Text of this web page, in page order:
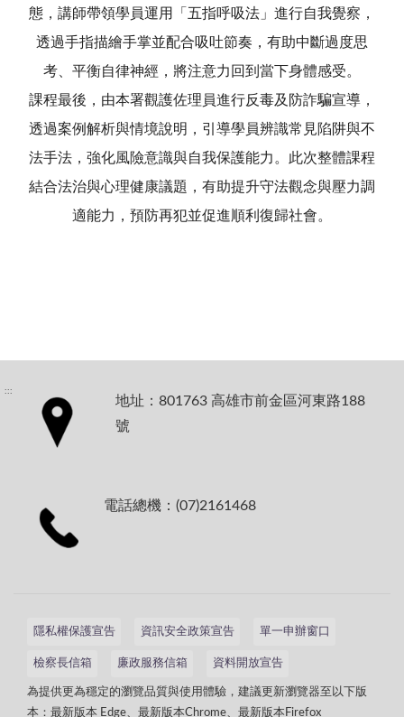
態，講師帶領學員運用「五指呼吸法」進行自我覺察，
透過手指描繪手掌並配合吸吐節奏，有助中斷過度思
考、平衡自律神經，將注意力回到當下身體感受。
課程最後，由本署觀護佐理員進行反毒及防詐騙宣導，
透過案例解析與情境說明，引導學員辨識常見陷阱與不
法手法，強化風險意識與自我保護能力。此次整體課程
結合法治與心理健康議題，有助提升守法觀念與壓力調
適能力，預防再犯並促進順利復歸社會。
:::
地址：801763 高雄市前金區河東路188
號
電話總機：(07)2161468
隱私權保護宣告 資訊安全政策宣告 單一申辦窗口
檢察長信箱 廉政服務信箱 資料開放宣告
為提供更為穩定的瀏覽品質與使用體驗，建議更新瀏覽器至以下版
本：最新版本 Edge、最新版本Chrome、最新版本Firefox